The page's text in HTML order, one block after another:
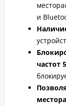
и
частот